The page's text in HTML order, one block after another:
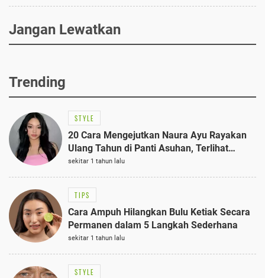
Jangan Lewatkan
Trending
STYLE
20 Cara Mengejutkan Naura Ayu Rayakan
Ulang Tahun di Panti Asuhan, Terlihat
Anggun dengan Kaftan Cokelat
sekitar 1 tahun lalu
TIPS
Cara Ampuh Hilangkan Bulu Ketiak Secara
Permanen dalam 5 Langkah Sederhana
sekitar 1 tahun lalu
STYLE